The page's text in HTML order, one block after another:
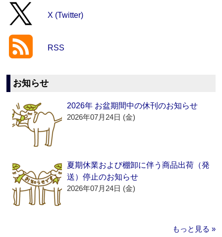
X (Twitter)
RSS
お知らせ
2026年 お盆期間中の休刊のお知らせ
2026年07月24日 (金)
夏期休業および棚卸に伴う商品出荷（発
送）停止のお知らせ
2026年07月24日 (金)
もっと見る »